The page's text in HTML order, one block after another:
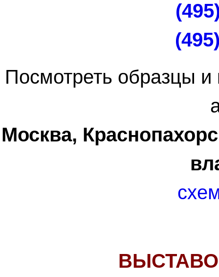
Посмотреть образцы
Москва,